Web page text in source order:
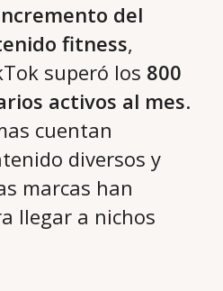
del
fitness,
superó los 800
activos al mes.
cuentan
diversos y
marcas han
llegar a nichos